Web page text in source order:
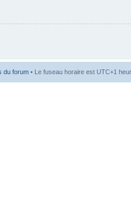
du forum • Le fuseau horaire est UTC+1